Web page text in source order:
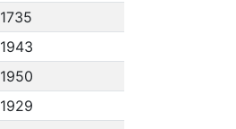
1735
1943
1950
1929